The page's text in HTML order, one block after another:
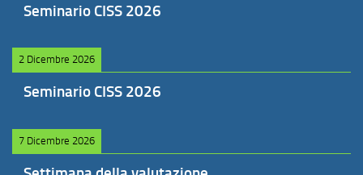
Seminario CISS 2026
2 Dicembre 2026
Seminario CISS 2026
7 Dicembre 2026